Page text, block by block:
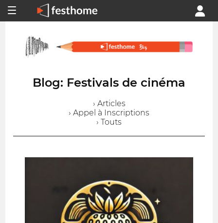
Blog: Festivals de cinéma
› Articles
› Appel à Inscriptions
› Touts